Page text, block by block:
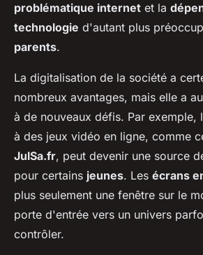
problématique internet et la
technologie d'autant plus
parents.
La digitalisation de la société a
nombreux avantages, mais elle a
à de nouveaux défis. Par
à des jeux vidéo en ligne, comme
JulSa.fr, peut devenir une source
pour certains jeunes. Les écrans
plus seulement une fenêtre sur le
porte d'entrée vers un univers
contrôler.